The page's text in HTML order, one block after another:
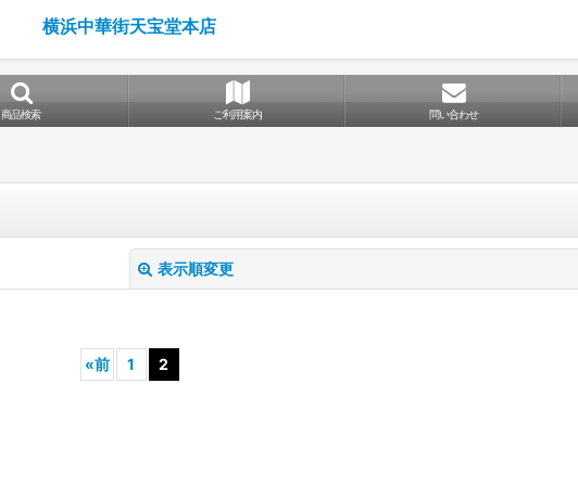
横浜中華街天宝堂本店
商品検索 ご利用案内 問い合わせ
表示順変更
«前 1 2